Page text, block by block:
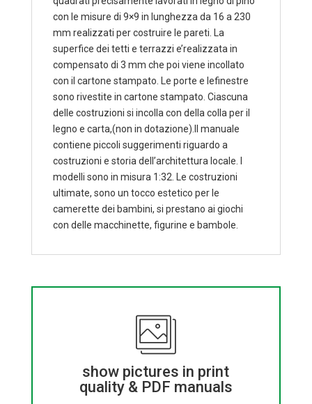
con le misure di 9×9 in lunghezza da 16 a 230
mm realizzati per costruire le pareti. La
superfice dei tetti e terrazzi e’realizzata in
compensato di 3 mm che poi viene incollato
con il cartone stampato. Le porte e lefinestre
sono rivestite in cartone stampato. Ciascuna
delle costruzioni si incolla con della colla per il
legno e carta,(non in dotazione).Il manuale
contiene piccoli suggerimenti riguardo a
costruzioni e storia dell’architettura locale. I
modelli sono in misura 1:32. Le costruzioni
ultimate, sono un tocco estetico per le
camerette dei bambini, si prestano ai giochi
con delle macchinette, figurine e bambole.
show pictures in print
quality & PDF manuals